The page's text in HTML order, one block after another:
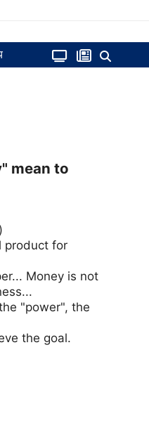
mean to
product for
Money is not
"power", the
the goal.